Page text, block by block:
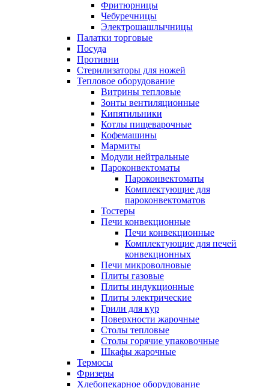
Фритюрницы
Чебуречницы
Электрошашлычницы
Палатки торговые
Посуда
Противни
Стерилизаторы для ножей
Тепловое оборудование
Витрины тепловые
Зонты вентиляционные
Кипятильники
Котлы пищеварочные
Кофемашины
Мармиты
Модули нейтральные
Пароконвектоматы
Пароконвектоматы
Комплектующие для
пароконвектоматов
Тостеры
Печи конвекционные
Печи конвекционные
Комплектующие для печей
конвекционных
Печи микроволновые
Плиты газовые
Плиты индукционные
Плиты электрические
Грили для кур
Поверхности жарочные
Столы тепловые
Столы горячие упаковочные
Шкафы жарочные
Термосы
Фризеры
Хлебопекарное оборудование